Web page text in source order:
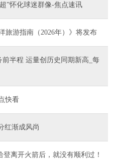
”怀化球迷群像-焦点速讯
旅游指南（2026年）》将发布
前半程 运量创历史同期新高_每
快看
红渐成风尚
离开火箭后，就没有顺利过！